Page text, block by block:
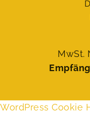
MwSt.
WordPress Cookie